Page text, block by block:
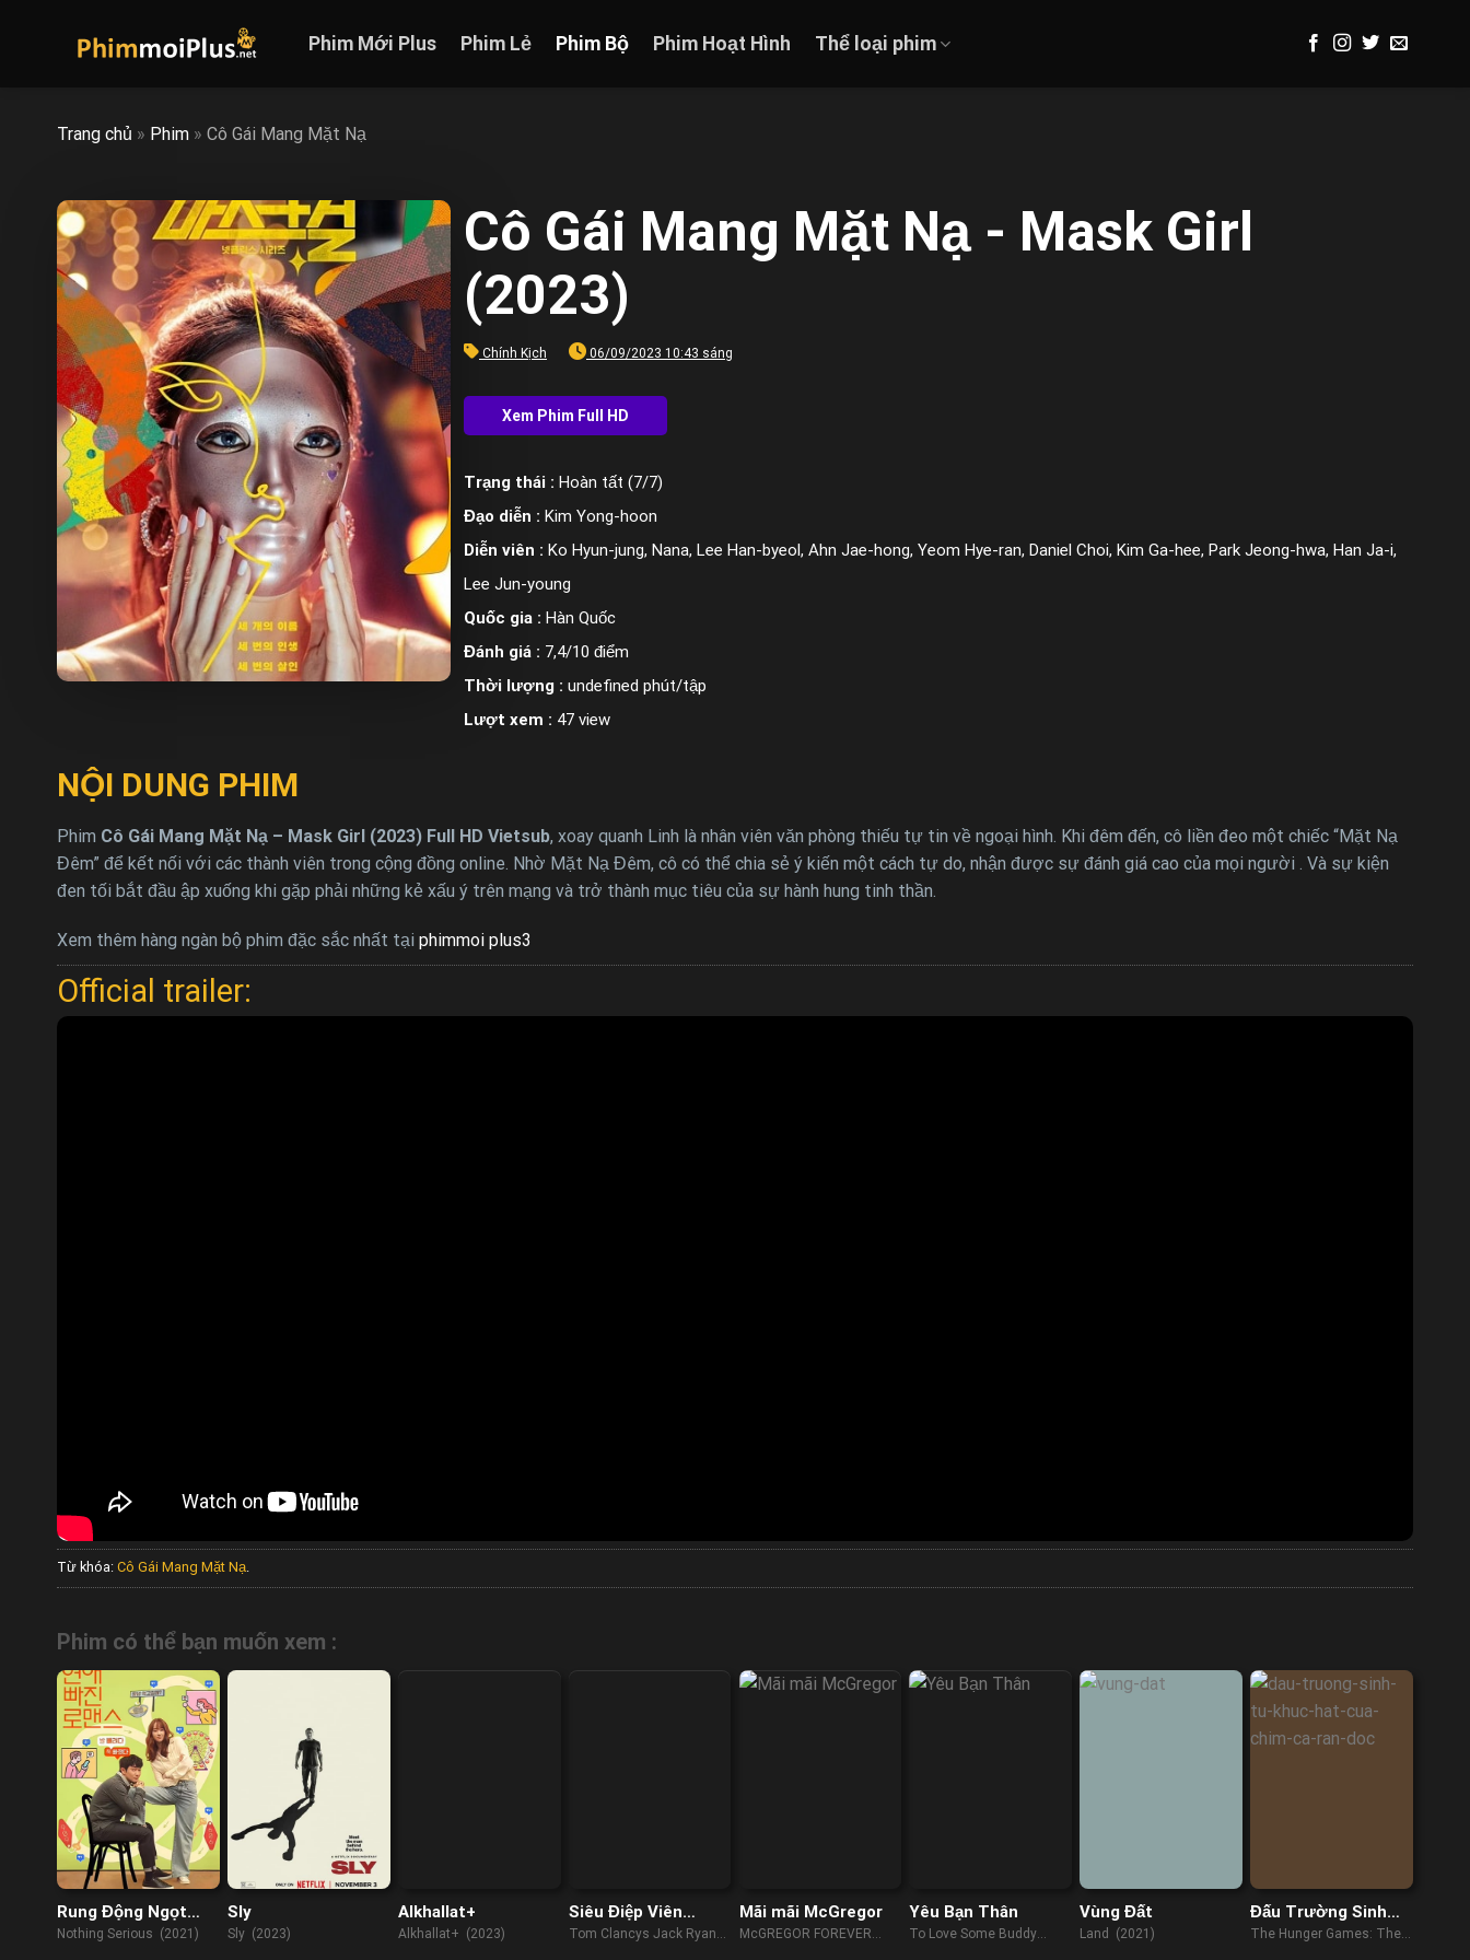
Phim Mới Plus Phim Lẻ Phim Bộ Phim Hoạt Hình Thể loại phim
Trang chủ » Phim » Cô Gái Mang Mặt Nạ
Cô Gái Mang Mặt Nạ - Mask Girl
(2023)
Chính Kịch 06/09/2023 10:43 sáng
Trạng thái : Hoàn tất (7/7)
Đạo diễn : Kim Yong-hoon
Diễn viên : Ko Hyun-jung, Nana, Lee Han-byeol, Ahn Jae-hong, Yeom Hye-ran, Daniel Choi, Kim Ga-hee, Park Jeong-hwa, Han Ja-i,
Lee Jun-young
Quốc gia : Hàn Quốc
Đánh giá : 7,4/10 điểm
Thời lượng : undefined phút/tập
Lượt xem : 47 view
NỘI DUNG PHIM
Phim Cô Gái Mang Mặt Nạ – Mask Girl (2023) Full HD Vietsub, xoay quanh Linh là nhân viên văn phòng thiếu tự tin về ngoại hình. Khi đêm đến, cô liền đeo một chiếc “Mặt Nạ
Đêm” để kết nối với các thành viên trong cộng đồng online. Nhờ Mặt Nạ Đêm, cô có thể chia sẻ ý kiến một cách tự do, nhận được sự đánh giá cao của mọi người . Và sự kiện
đen tối bắt đầu ập xuống khi gặp phải những kẻ xấu ý trên mạng và trở thành mục tiêu của sự hành hung tinh thần.
Xem thêm hàng ngàn bộ phim đặc sắc nhất tại phimmoi plus3
Official trailer:
Từ khóa: Cô Gái Mang Mặt Nạ
Phim có thể bạn muốn xem :
Rung Động Ngọt
Ngào
Nothing Serious (2021)
Sly
Sly (2023)
Alkhallat+
Alkhallat+ (2023)
Siêu Điệp Viên
(Phần 2)
Tom Clancys Jack Ryan
Mãi mãi McGregor
McGREGOR FOREVER
Yêu Bạn Thân
To Love Some Buddy
Vùng Đất
Land (2021)
Đấu Trường Sinh
Tử: Khúc Hát Của
The Hunger Games: The